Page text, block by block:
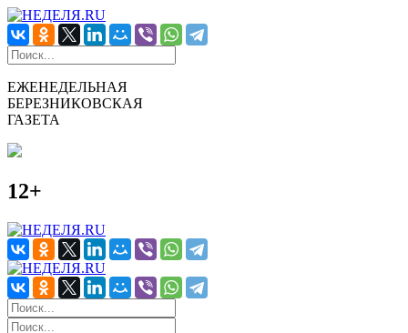
ЕЖЕНЕДЕЛЬНАЯ
БЕРЕЗНИКОВСКАЯ
ГАЗЕТА
12+